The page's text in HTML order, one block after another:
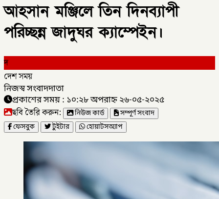
আহসান মঞ্জিলে তিন দিনব্যাপী
পরিচ্ছন্ন জাদুঘর ক্যাম্পেইন।
দ
দেশ সময়
নিজস্ব সংবাদদাতা
প্রকাশের সময় : ১০:২৮ অপরাহ্ন ২৬-০৫-২০২৫
ছবি তৈরি করুন: নিউজ কার্ড
সম্পূর্ণ সংবাদ
ফেসবুক
টুইটার হোয়াটসঅ্যাপ